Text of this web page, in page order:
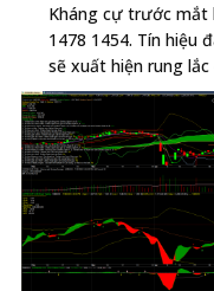
Kháng cự trước mắt
1478 1454. Tín hiệu
sẽ xuất hiện rung